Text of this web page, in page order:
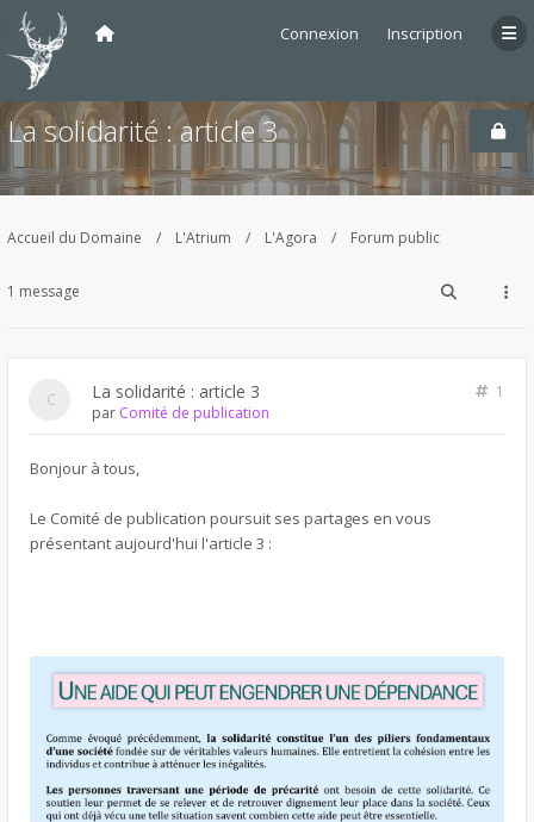
Connexion Inscription
La solidarité : article 3
Accueil du Domaine L'Atrium L'Agora Forum public
1 message
La solidarité : article 3
1
par Comité de publication
Bonjour à tous,
Le Comité de publication poursuit ses partages en vous
présentant aujourd'hui l'article 3 :